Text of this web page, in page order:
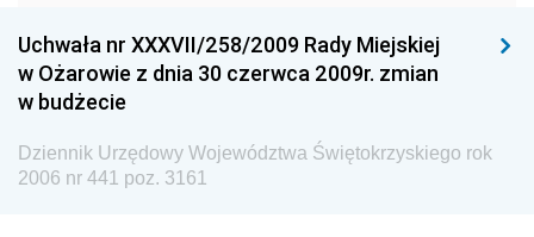
Dziennik Urzędowy Ministra Pracy i Polityki
Społecznej
Dziennik Urzędowy Urzędu Lotnictwa Cywilnego
Uchwała nr XXXVII/258/2009 Rady Miejskiej
w Ożarowie z dnia 30 czerwca 2009r. zmian
w budżecie
Dziennik Urzędowy Województwa Świętokrzyskiego rok
2006 nr 441 poz. 3161